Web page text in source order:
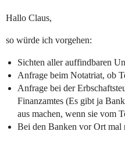
Hallo Claus,
so würde ich vorgehen:
Sichten aller auffindbaren
Anfrage beim Notatriat, ob
Anfrage bei der
Finanzamtes (Es gibt ja
aus machen, wenn sie vom
Bei den Banken vor Ort mal